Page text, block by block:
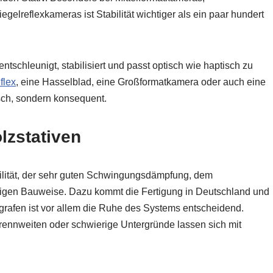
ist Stabilität wichtiger als ein paar hundert
stabilisiert und passt optisch wie haptisch zu
, eine Hasselblad, eine Großformatkamera oder auch eine
sondern konsequent.
der sehr guten Schwingungsdämpfung, dem
Bauweise. Dazu kommt die Fertigung in Deutschland und
ist vor allem die Ruhe des Systems entscheidend.
oder schwierige Untergründe lassen sich mit